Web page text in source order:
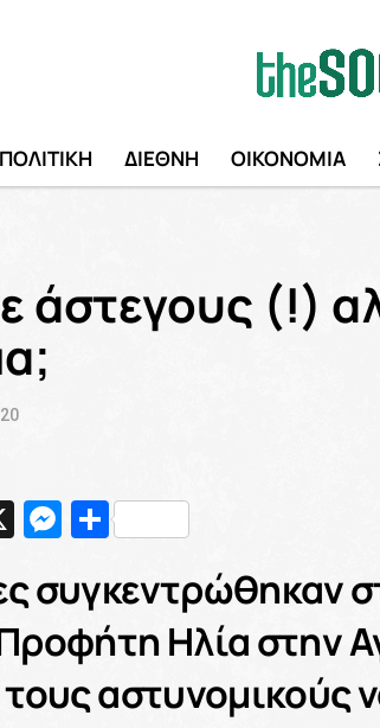
ΠΟΛΙΤΙΚΗ ΔΙΕΘΝΗ ΟΙΚΟΝΟΜΙΑ
άστεγους (!)
X Messenger
Μοιραστείτε
συγκεντρώθηκαν
Ηλία στην
αστυνομικούς